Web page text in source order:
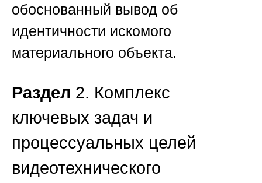
обоснованный вывод об
идентичности искомого
материального объекта.
Раздел 2. Комплекс
ключевых задач и
процессуальных целей
видеотехнического